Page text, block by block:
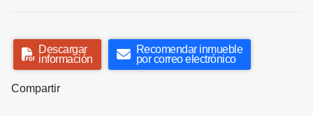
Descargar
información
Recomendar inmueble
por correo electrónico
Compartir